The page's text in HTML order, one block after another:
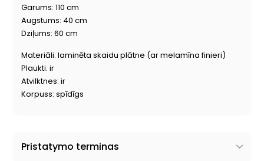
Garums: 110 cm
Augstums: 40 cm
Dziļums: 60 cm
Materiāli: laminēta skaidu plātne (ar melamīna finieri)
Plaukti: ir
Atvilktnes: ir
Korpuss: spīdīgs
Pristatymo terminas